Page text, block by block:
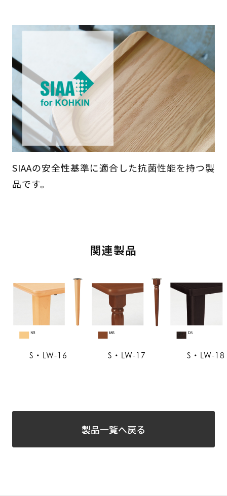
SIAAの安全性基準に適合した抗菌性能を持つ製
品です。
関連製品
S・LW-16 S・LW-17 S・LW-18
製品一覧へ戻る